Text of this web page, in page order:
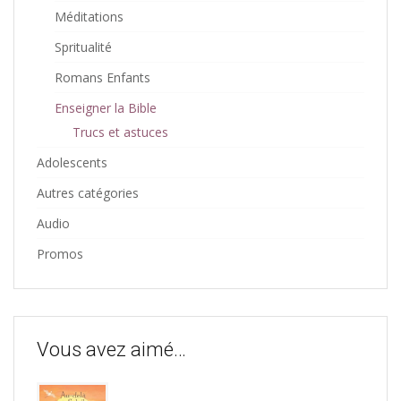
Méditations
Spritualité
Romans Enfants
Enseigner la Bible
Trucs et astuces
Adolescents
Autres catégories
Audio
Promos
Vous avez aimé…